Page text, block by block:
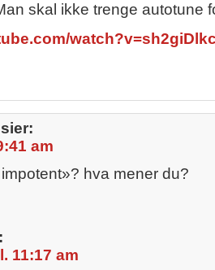
skal ikke trenge autotune
sier:
am
hva mener du?
11:17 am